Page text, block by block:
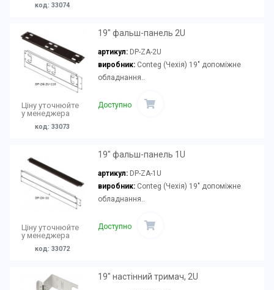
код: 33074
Ціну уточнюйте
у менеджера
код: 33073
19" фальш-панель 2U
артикул: DP-ZA-2U
виробник:Conteg (Чехія) 19" допоміжне
обладнання..
Доступно
Ціну уточнюйте
у менеджера
код: 33072
19" фальш-панель 1U
артикул: DP-ZA-1U
виробник:Conteg (Чехія) 19" допоміжне
обладнання..
Доступно
19" настінний тримач, 2U